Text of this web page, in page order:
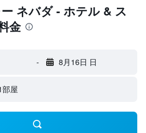
ネバダ - ホテル & ス
金
- 8月16日 日
部屋